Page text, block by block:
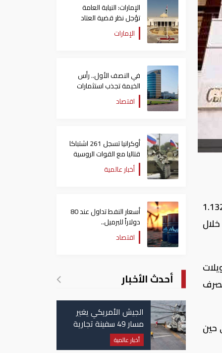
المنفذة بين ؤ عبر نظام الإمارات للتحويلات المالية (يو أيه إي إف تي إس) 1.132
التحويلات
المصرف
في حين
الإمارات: النيابة العامة
تؤجل نظر قضية العتاد
العسكري للسودان
الإمارات
في النصف الأول.. رأس
الخيمة تجذب استثمارات
تتجاوز 771 مليون درهماقتصاد
أوكرانيا تسجل 261 اشتباكا
قتاليا مع القوات الروسية
أخبار عالمية
أسعار النفط تداول عند 80
دولاراً للبرميل..
وتراجع الأسهم الأمريكية
اقتصاد
أحدث الأخبار
الجيش الأمريكي يغير
مسار 49 سفينة تجارية
في مضيق هرمز
أخبار عالمية